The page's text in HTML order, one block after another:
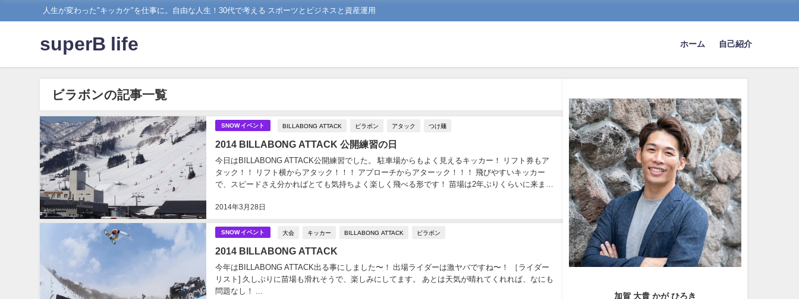
人生が変わった"キッカケ"を仕事に。自由な人生！30代で考える スポーツとビジネスと資産運用
superB life ホーム 自己紹介
ビラボンの記事一覧
SNOW イベント BILLABONG ATTACK ビラボン アタック つけ麺
2014 BILLABONG ATTACK 公開練習の日
2014年3月28日
今日はBILLABONG ATTACK公開練習でした。 駐車場からもよく見えるキッカー！ リフト券もア
タック！！ リフト横からアタック！！！ アプローチからアターック！！！ 飛びやすいキッカー
で、スピードさえ分かればとても気持ちよく楽しく飛べる形です！ 苗場は2年ぶりくらいに来まし
SNOW イベント 大会 キッカー BILLABONG ATTACK ビラボン
2014 BILLABONG ATTACK
今年はBILLABONG ATTACK出る事にしました〜！ 出場ライダーは激ヤバですね〜！ ［ライダー
リスト] 久しぶりに苗場も滑れそうで、楽しみにしてます。 あとは天気が晴れてくれれば、なにも
加賀 大貴 かが ひろき